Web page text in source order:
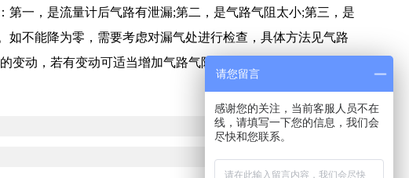
一，是流量计后气路有泄漏;第二，是气路气阻太小;第三，是
不能降为零，需要考虑对漏气处进行检查，具体方法见气路
动，若有变动可适当增加气路气阻;若无变动则应怀疑阀件本
请您留言
感谢您的关注，当前客服人员不在
线，请填写一下您的信息，我们会
尽快和您联系。